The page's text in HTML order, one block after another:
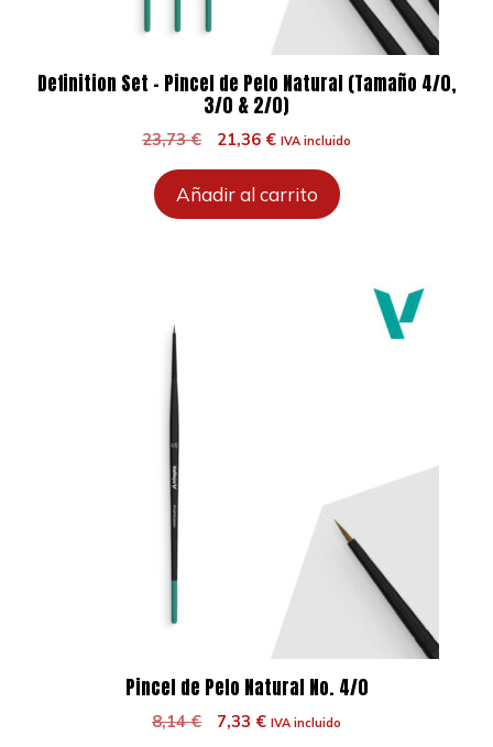
Definition Set – Pincel de Pelo Natural (Tamaño 4/0,
3/0 & 2/0)
23,73€
El
original
era:
21,36 €El
actual
es:
IVA incluido
Añadir al carrito
Pincel de Pelo Natural No. 4/0
8,14€
El
7,33 €ElIVA incluido